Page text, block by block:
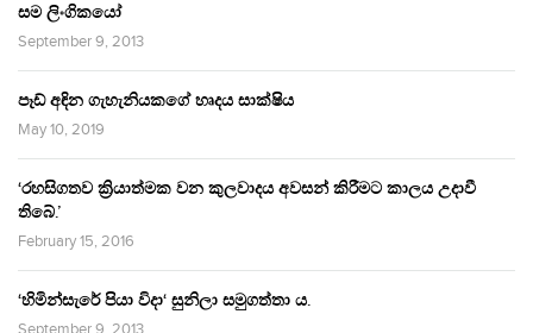
සම ලිංගිකයෝ
September 9, 2013
පෑඩ් අඳින ගැහැනියකගේ හෘදය සාක්ෂිය
May 10, 2019
‘රහසිගතව ක්‍රියාත්මක වන කුලවාදය අවසන් කිරීමට කාලය උදාවී
තිබේ.’
February 15, 2016
‘හිමින්සැරේ පියා විදා‘ සුනිලා සමුගත්තා ය.